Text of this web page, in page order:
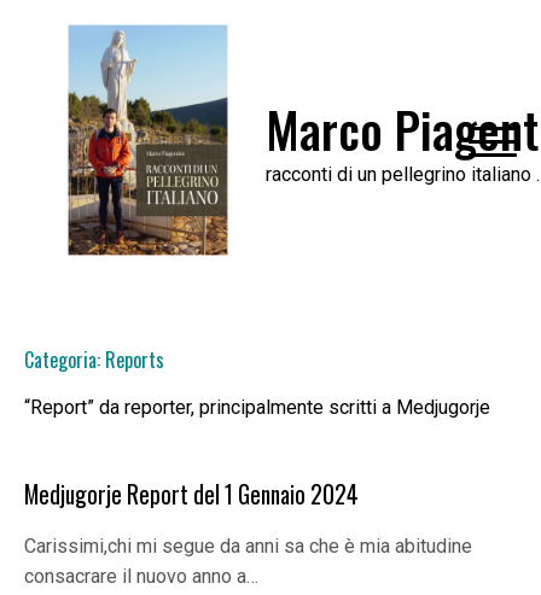
Marco
racconti di un pellegrino italiano
Categoria: Reports
“Report” da reporter, principalmente scritti a Medjugorje
Medjugorje Report del 1 Gennaio 2024
Carissimi,chi mi segue da anni sa che è mia abitudine
consacrare il nuovo anno a…